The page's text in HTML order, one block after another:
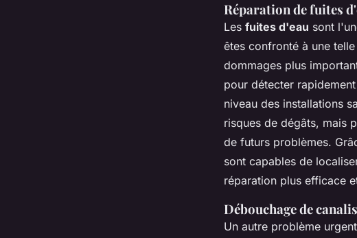
Réparation de fuites
Les fuites d'eau sont
êtes confronté à une
dommages plus
pour détecter
niveau des installations
risques de dégâts, mais
de futurs problèmes.
sont capables de
réparation plus efficace
Débouchage de
Un autre problème